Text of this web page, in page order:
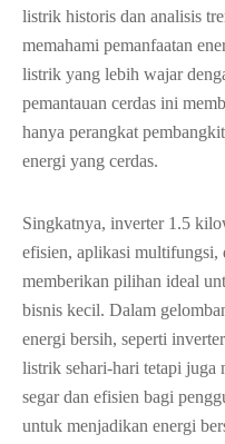
listrik historis dan analisis
memahami pemanfaatan
listrik yang lebih wajar
pemantauan cerdas ini
hanya perangkat
energi yang cerdas.
Singkatnya, inverter 1.5
efisien, aplikasi multifungsi,
memberikan pilihan ideal
bisnis kecil. Dalam
energi bersih, seperti
listrik sehari-hari tetapi juga
segar dan efisien bagi
untuk menjadikan energi